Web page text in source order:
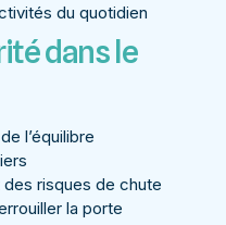
du quotidien
dans le
l’équilibre
risques de chute
la porte